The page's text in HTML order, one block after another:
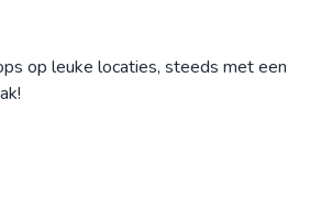
op leuke locaties, steeds met een